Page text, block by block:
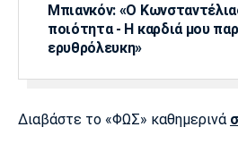
Αστέρας
Μπιανκόν: «Ο
ποιότητα - Η καρδιά μου
ερυθρόλευκη»
Διαβάστε το «ΦΩΣ» καθημερινά